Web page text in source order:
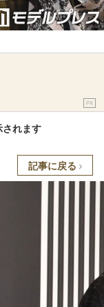
PR
されます
記事に戻る